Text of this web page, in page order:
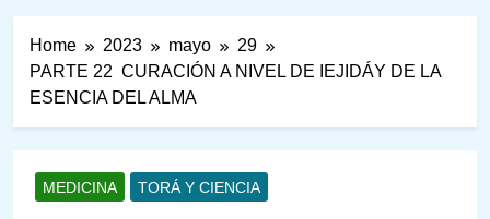
Home 2023 mayo
29
PARTE 22 CURACIÓN A NIVEL DE IEJIDÁY DE LA
ESENCIA DEL ALMA
MEDICINA TORÁ Y CIENCIA